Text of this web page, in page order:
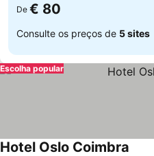
De € 80
Consulte os preços de 5 sites
Escolha popular
Hotel Oslo Coimbra